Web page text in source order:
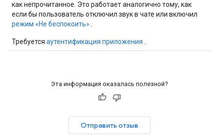
как непрочитанное. Это работает аналогично тому, как
если бы пользователь отключил звук в чате или включил
режим «Не беспокоить»
Требуется аутентификация приложения
Эта информация оказалась полезной?
Отправить отзыв